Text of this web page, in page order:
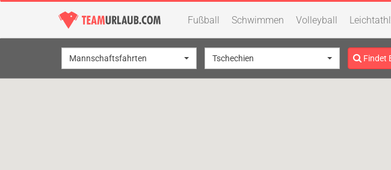
Fußball Schwimmen Volleyball
Mannschaftsfahrten Tschechien Findet